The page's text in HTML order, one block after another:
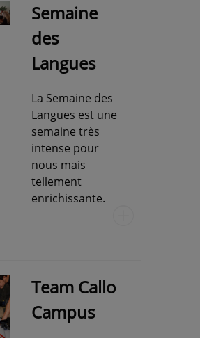
Semaine
des
Langues
La Semaine des
Langues est une
semaine très
intense pour
nous mais
tellement
enrichissante.
Team Callo
Campus